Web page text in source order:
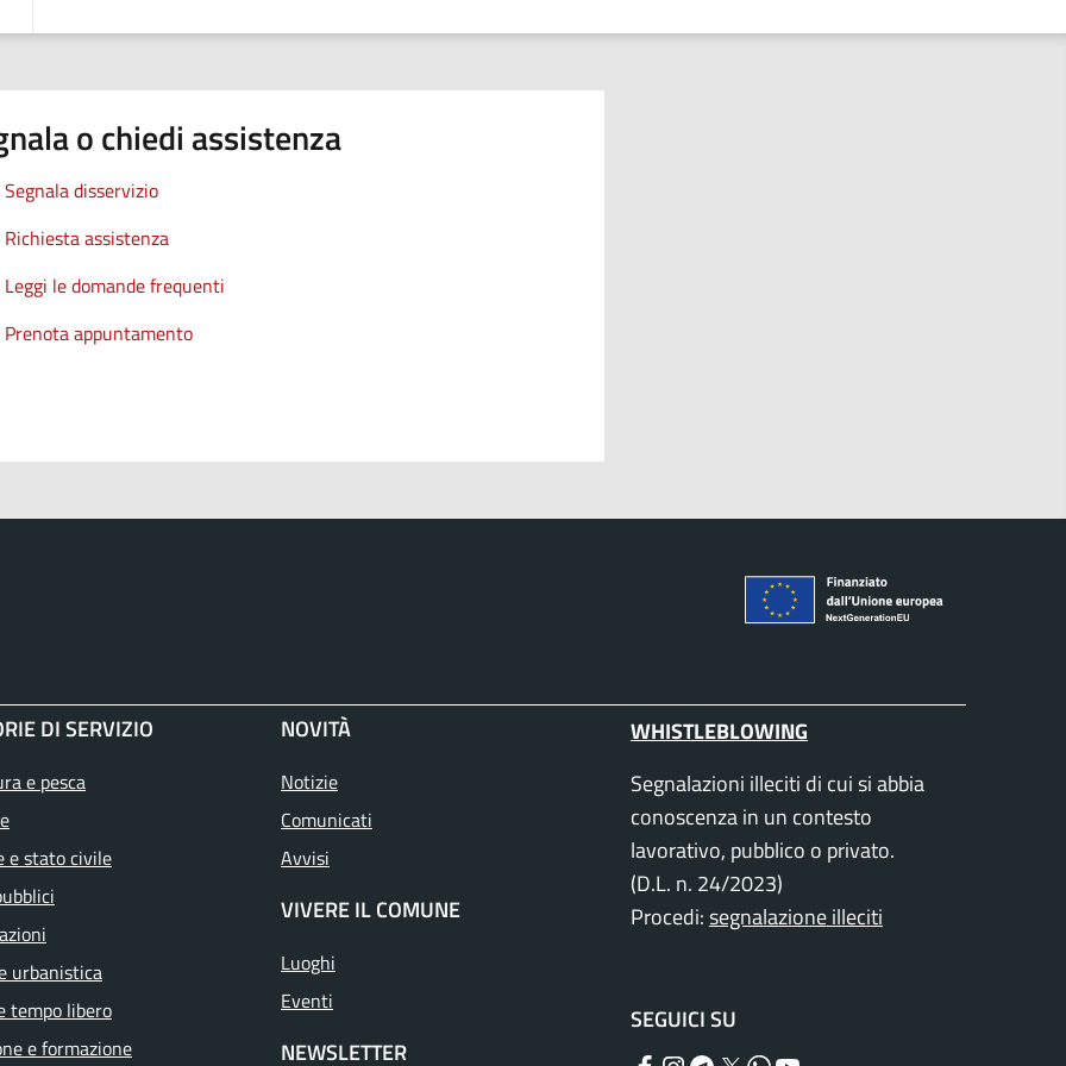
o chiedi assistenza
Segnala disservizio
Richiesta assistenza
Leggi le domande frequenti
Prenota appuntamento
DI SERVIZIO
e pesca
e stato civile
urbanistica
tempo libero
e formazione
NOVITÀ
Notizie
Comunicati
Avvisi
VIVERE IL COMUNE
Luoghi
Eventi
NEWSLETTER
WHISTLEBLOWING
Segnalazioni illeciti di cui si abbia
conoscenza in un contesto
lavorativo, pubblico o privato.
(D.L. n. 24/2023)
Procedi:segnalazione illeciti
SEGUICI SU